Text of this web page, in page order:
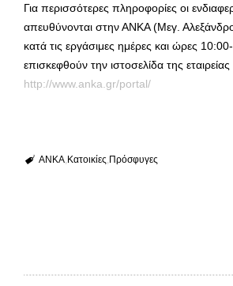
Για περισσότερες πληροφορίες οι
απευθύνονται στην ΑΝΚΑ (Μεγ.
κατά τις εργάσιμες ημέρες και ώρες
επισκεφθούν την ιστοσελίδα της εταιρείας
http://www.anka.gr/portal/
ΑΝΚΑ Κατοικίες Πρόσφυγες